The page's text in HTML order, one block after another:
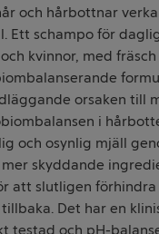
och hårbottnar
Ett schampo för
kvinnor, med
orsaken till
i
och osynlig mjäll
skyddande
att slutligen förhindra
Det har en
testad och pH-